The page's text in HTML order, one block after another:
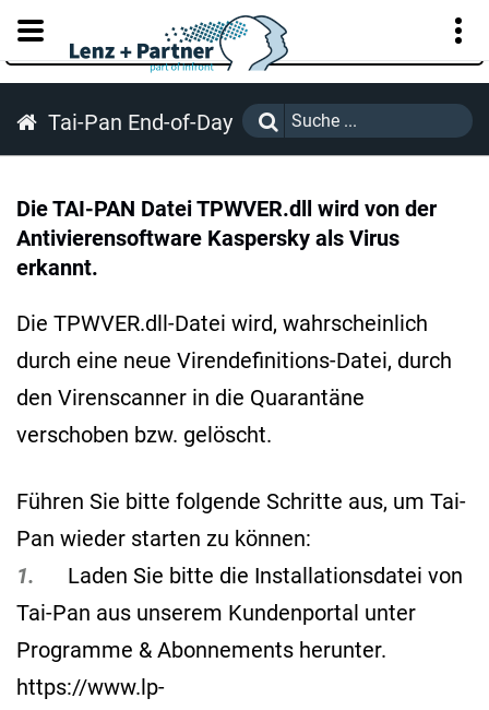
KUNDENPORTAL
Tai-Pan End-of-Day
Die TAI-PAN Datei TPWVER.dll wird von der
Antivierensoftware Kaspersky als Virus
erkannt.
Die TPWVER.dll-Datei wird, wahrscheinlich
durch eine neue Virendefinitions-Datei, durch
den Virenscanner in die Quarantäne
verschoben bzw. gelöscht.
Führen Sie bitte folgende Schritte aus, um Tai-
Pan wieder starten zu können:
1.
Laden Sie bitte die Installationsdatei von
Tai-Pan aus unserem Kundenportal unter
Programme & Abonnements herunter.
https://www.lp-